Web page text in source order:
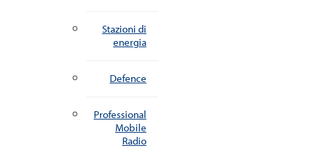
Stazioni di
energia
Defence
Professional
Mobile
Radio